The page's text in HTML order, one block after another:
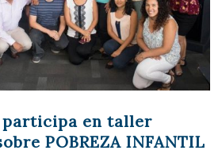
participa en taller
POBREZA INFANTIL